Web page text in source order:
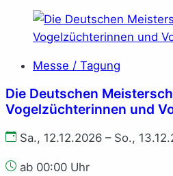
Messe / Tagung
Die Deutschen
Vogelzüchterinnen und
Sa., 12.12.2026 – So.,
ab 00:00 Uhr